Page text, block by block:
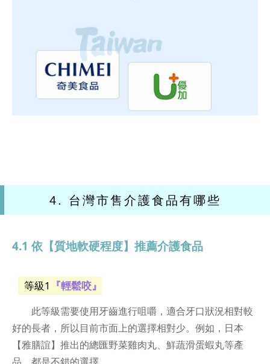
4. 台灣市售介護食品有哪些
4.1 依【質地軟硬程度】推薦介護食品
等級1 『輕鬆咬』
此等級需要使用牙齒進行咀嚼，適合牙口狀況相對較
好的長者，所以目前市面上的選擇相對少。例如，日本
【雅膳誼】推出的總匯野菜雞肉丸、鮮蔬滑蛋蝦丸等產